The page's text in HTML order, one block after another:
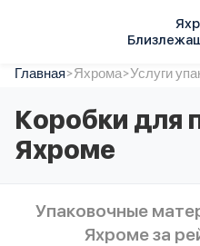
Услуги
Автопарк
Тарифы
Акции
Контакты
Спецтехника
Главная>Яхрома>Услуги
Коробки для
Яхроме
Упаковочные
Яхроме за